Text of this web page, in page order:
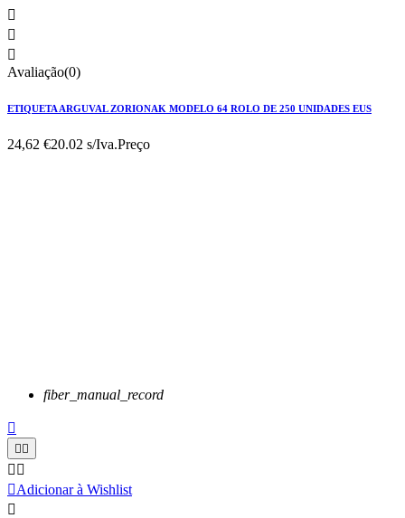



Avaliação(0)
ETIQUETA ARGUVAL ZORIONAK MODELO 64 ROLO DE 250 UNIDADES EUS
24,62 €20.02 s/Iva.Preço
fiber_manual_record


 
Adicionar à Wishlist
